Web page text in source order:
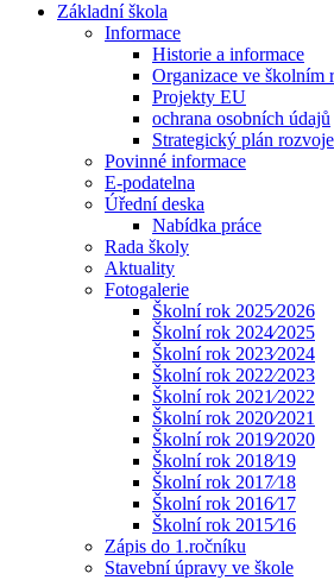
Základní škola
Informace
Historie a informace
Organizace ve školním
Projekty EU
ochrana osobních údajů
Strategický plán rozvoje
Povinné informace
E-podatelna
Úřední deska
Nabídka práce
Rada školy
Aktuality
Fotogalerie
Školní rok 2025⁄2026
Školní rok 2024⁄2025
Školní rok 2023⁄2024
Školní rok 2022⁄2023
Školní rok 2021⁄2022
Školní rok 2020⁄2021
Školní rok 2019⁄2020
Školní rok 2018⁄19
Školní rok 2017⁄18
Školní rok 2016⁄17
Školní rok 2015⁄16
Zápis do 1.ročníku
Stavební úpravy ve škole